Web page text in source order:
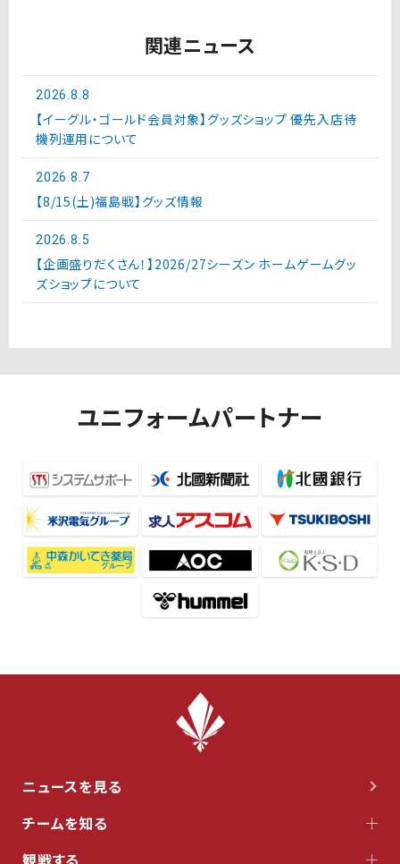
関連ニュース
2026.8.8
【イーグル・ゴールド会員対象】グッズショップ 優先入店待
機列運用について
2026.8.7
【8/15(土)福島戦】グッズ情報
2026.8.5
【企画盛りだくさん！】2026/27シーズン ホームゲームグッ
ズショップについて
ユニフォームパートナー
ニュースを見る
チームを知る